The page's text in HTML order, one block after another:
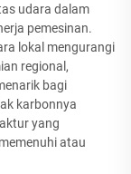
udara dalam
pemesinan.
lokal mengurangi
regional,
bagi
karbonnya
yang
atau